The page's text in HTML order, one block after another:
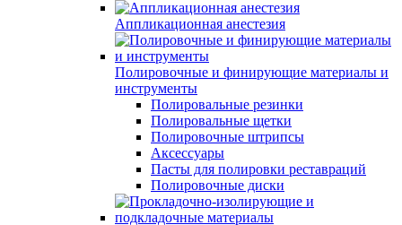
Аппликационная анестезия
Полировочные и финирующие материалы и
инструменты
Полировальные резинки
Полировальные щетки
Полировочные штрипсы
Аксессуары
Пасты для полировки реставраций
Полировочные диски